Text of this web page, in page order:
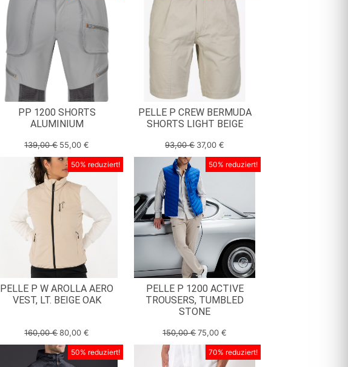
PP 1200 SHORTS
ALUMINIUM
139,00€ 55,00€
PELLE P CREW BERMUDA
SHORTS LIGHT BEIGE
93,00€ 37,00€
50% reduziert!
PELLE P W AROLLA AERO
VEST, LT. BEIGE OAK
160,00€80,00€
50% reduziert!
PELLE P 1200 ACTIVE
TROUSERS, TUMBLED
STONE
150,00€75,00€
50% reduziert! 70% reduziert!